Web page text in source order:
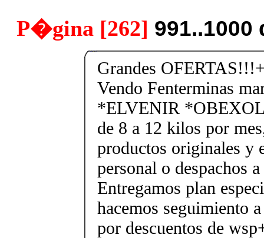
P�gina [262] 991..1000
Grandes
Vendo Fenterminas
*ELVENIR
de 8 a 12 kilos por
productos originales y
personal o despachos
Entregamos plan
hacemos seguimiento
por descuentos de